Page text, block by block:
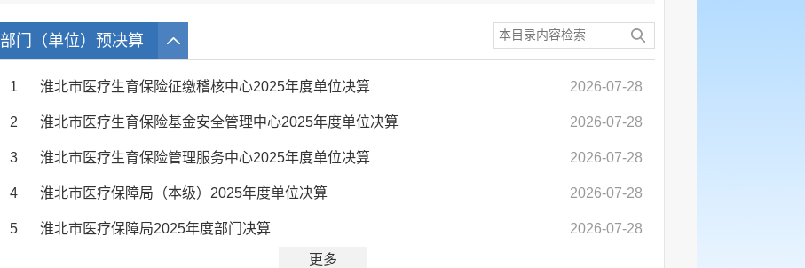
部门（单位）预决算
1 淮北市医疗生育保险征缴稽核中心2025年度单位决算 2026-07-28
2 淮北市医疗生育保险基金安全管理中心2025年度单位决算 2026-07-28
3 淮北市医疗生育保险管理服务中心2025年度单位决算 2026-07-28
4 淮北市医疗保障局（本级）2025年度单位决算 2026-07-28
5 淮北市医疗保障局2025年度部门决算 2026-07-28
更多